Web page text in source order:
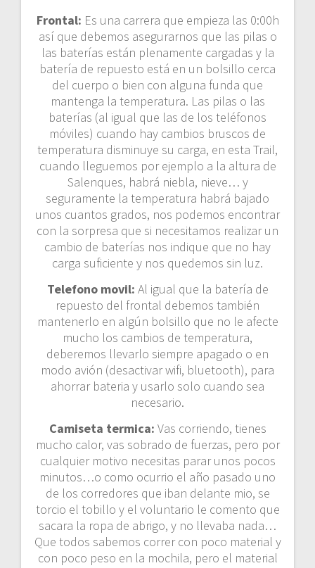
Frontal: Es una carrera que empieza las 0:00h
así que debemos asegurarnos que las pilas o
las baterías están plenamente cargadas y la
batería de repuesto está en un bolsillo cerca
del cuerpo o bien con alguna funda que
mantenga la temperatura. Las pilas o las
baterías (al igual que las de los teléfonos
móviles) cuando hay cambios bruscos de
temperatura disminuye su carga, en esta Trail,
cuando lleguemos por ejemplo a la altura de
Salenques, habrá niebla, nieve… y
seguramente la temperatura habrá bajado
unos cuantos grados, nos podemos encontrar
con la sorpresa que si necesitamos realizar un
cambio de baterías nos indique que no hay
carga suficiente y nos quedemos sin luz.
Telefono movil: Al igual que la batería de
repuesto del frontal debemos también
mantenerlo en algún bolsillo que no le afecte
mucho los cambios de temperatura,
deberemos llevarlo siempre apagado o en
modo avión (desactivar wifi, bluetooth), para
ahorrar bateria y usarlo solo cuando sea
necesario.
Camiseta termica: Vas corriendo, tienes
mucho calor, vas sobrado de fuerzas, pero por
cualquier motivo necesitas parar unos pocos
minutos…o como ocurrio el año pasado uno
de los corredores que iban delante mio, se
torcio el tobillo y el voluntario le comento que
sacara la ropa de abrigo, y no llevaba nada…
Que todos sabemos correr con poco material y
con poco peso en la mochila, pero el material